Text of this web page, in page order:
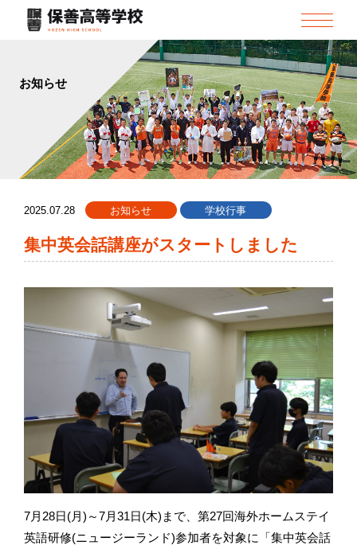
お知らせ
2025.07.28 お知らせ 学校行事
集中英会話講座がスタートしました
7月28日(月)～7月31日(木)まで、第27回海外ホームステイ
英語研修(ニュージーランド)参加者を対象に「集中英会話